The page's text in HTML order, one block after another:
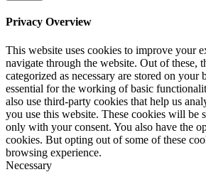
Privacy Overview
This website uses cookies to improve your
navigate through the website. Out of these,
categorized as necessary are stored on your
essential for the working of basic
also use third-party cookies that help us
you use this website. These cookies will be
only with your consent. You also have the
cookies. But opting out of some of these
browsing experience.
Necessary